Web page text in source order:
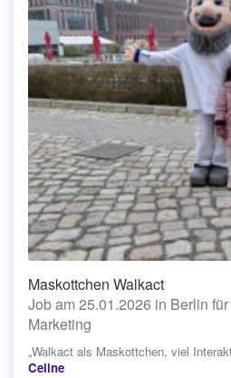
Maskottchen Walkact
Job am 25.01.2026 in Berlin
Marketing
„Walkact als Maskottchen, viel
Celine